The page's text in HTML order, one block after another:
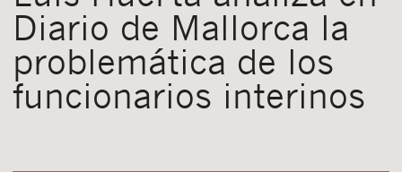
ESPAÑOL
Diario de Mallorca la
problemática de los
funcionarios interinos